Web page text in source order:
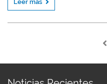
Leer más